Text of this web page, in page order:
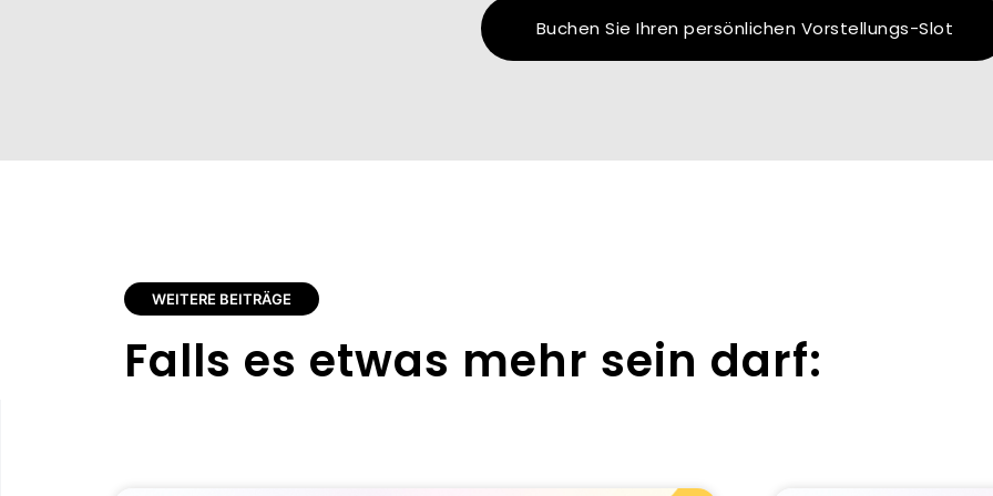
Buchen Sie Ihren persönlichen Vorstellungs-Slot
WEITERE BEITRÄGE
Falls es etwas mehr sein darf: